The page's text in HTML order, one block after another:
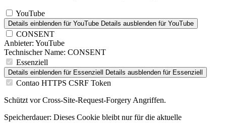
YouTube
Details einblenden für YouTube Details ausblenden für YouTube
CONSENT
Anbieter: YouTube
Technischer Name: CONSENT
Essenziell
Details einblenden für Essenziell Details ausblenden für Essenziell
Contao HTTPS CSRF Token
Schützt vor Cross-Site-Request-Forgery Angriffen.
Speicherdauer: Dieses Cookie bleibt nur für die aktuelle